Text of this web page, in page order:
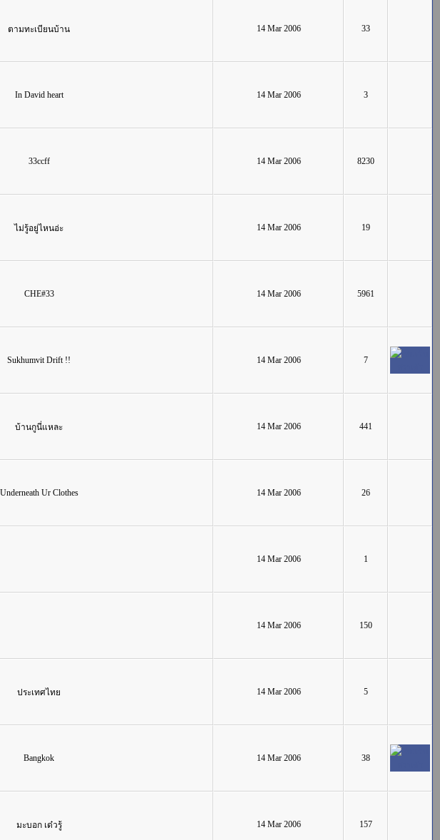
ตามทะเบียนบ้าน 14 Mar 2006 33
In David heart 14 Mar 2006 3
33ccff 14 Mar 2006 8230
ไม่รู้อยู่ไหนอ่ะ 14 Mar 2006 19
CHE#33 14 Mar 2006 5961
Sukhumvit Drift !! 14 Mar 2006 7
บ้านกูนี่แหละ 14 Mar 2006 441
Underneath Ur Clothes 14 Mar 2006 26
14 Mar 2006 1
14 Mar 2006 150
ประเทศไทย 14 Mar 2006 5
Bangkok 14 Mar 2006 38
มะบอก เด๋วรู้ 14 Mar 2006 157